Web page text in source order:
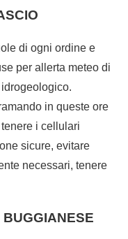
di ogni ordine e
per allerta meteo di
in queste ore
i cellulari
sicure, evitare
necessari, tenere